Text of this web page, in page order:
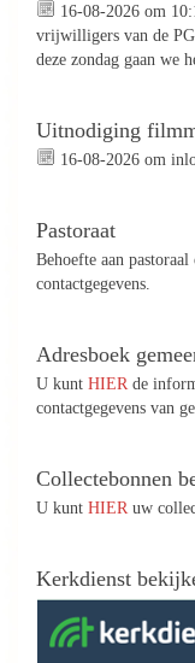
16-08-2026 om
vrijwilligers van de
deze zondag gaan we
Uitnodiging
16-08-2026 om
Pastoraat
Behoefte aan
contactgegevens.
Adresboek
U kunt HIER de
contactgegevens van
Collectebonnen
U kunt HIER uw
Kerkdienst